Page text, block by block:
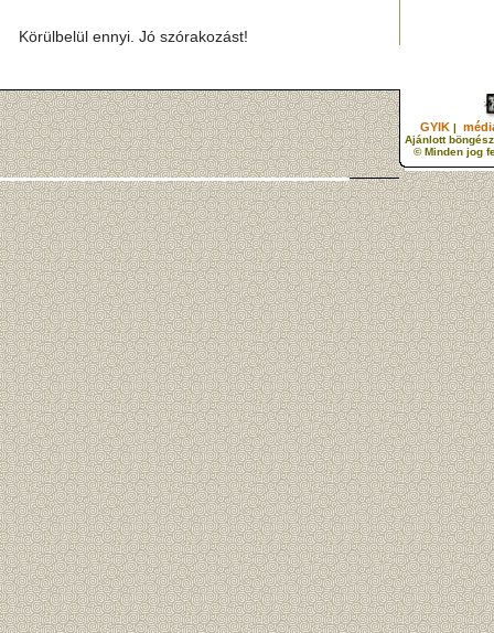
Körülbelül ennyi. Jó szórakozást!
GYIK |
Ajánlott
© Minden jog